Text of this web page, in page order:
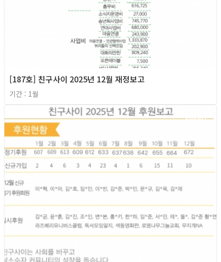
[187호] 친구사이 2025년 12월 재정보고
기간 : 1월
2026년